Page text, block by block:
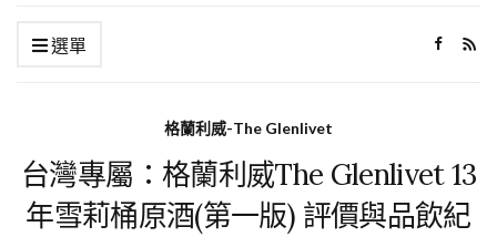
選單
格蘭利威-The Glenlivet
台灣專屬：格蘭利威The Glenlivet 13
年雪莉桶原酒(第一版) 評價與品飲紀